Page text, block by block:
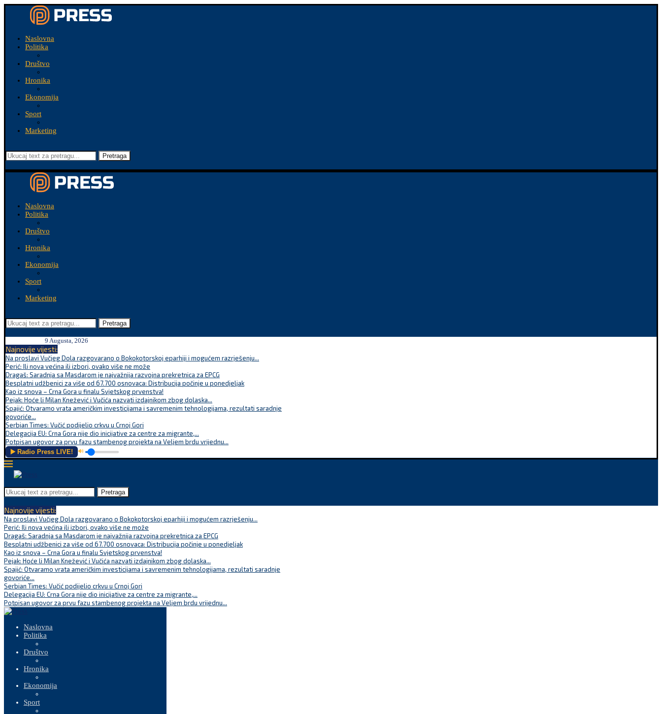
Naslovna
Politika
Društvo
Hronika
Ekonomija
Sport
Marketing
Pretraga
Naslovna
Politika
Društvo
Hronika
Ekonomija
Sport
Marketing
Pretraga
9 Augusta, 2026
Najnovije vijesti:
Na proslavi Vučjeg Dola razgovarano o Bokokotorskoj eparhiji i mogućem razrješenju...
Perić: Ili nova većina ili izbori, ovako više ne može
Dragaš: Saradnja sa Masdarom je najvažnija razvojna prekretnica za EPCG
Besplatni udžbenici za više od 67.700 osnovaca: Distribucija počinje u ponedjeljak
Kao iz snova – Crna Gora u finalu Svjetskog prvenstva!
Pejak: Hoće li Milan Knežević i Vučića nazvati izdajnikom zbog dolaska...
Spajić: Otvaramo vrata američkim investicijama i savremenim tehnologijama, rezultati saradnje
govoriće...
Serbian Times: Vučić podijelio crkvu u Crnoj Gori
Delegacija EU: Crna Gora nije dio inicijative za centre za migrante,...
Potpisan ugovor za prvu fazu stambenog projekta na Veljem brdu vrijednu...
▶️ Radio Press LIVE! 🔊
Pretraga
Najnovije vijesti:
Na proslavi Vučjeg Dola razgovarano o Bokokotorskoj eparhiji i mogućem razrješenju...
Perić: Ili nova većina ili izbori, ovako više ne može
Dragaš: Saradnja sa Masdarom je najvažnija razvojna prekretnica za EPCG
Besplatni udžbenici za više od 67.700 osnovaca: Distribucija počinje u ponedjeljak
Kao iz snova – Crna Gora u finalu Svjetskog prvenstva!
Pejak: Hoće li Milan Knežević i Vučića nazvati izdajnikom zbog dolaska...
Spajić: Otvaramo vrata američkim investicijama i savremenim tehnologijama, rezultati saradnje
govoriće...
Serbian Times: Vučić podijelio crkvu u Crnoj Gori
Delegacija EU: Crna Gora nije dio inicijative za centre za migrante,...
Potpisan ugovor za prvu fazu stambenog projekta na Veljem brdu vrijednu...
Naslovna
Politika
Društvo
Hronika
Ekonomija
Sport